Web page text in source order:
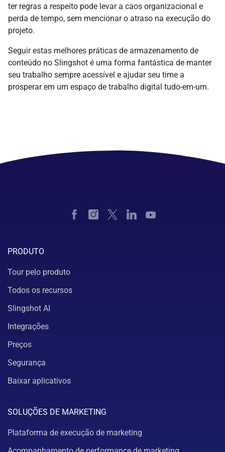
ter regras a respeito pode levar a caos organizacional e
perda de tempo, sem mencionar o atraso na execução do
projeto.
Seguir estas melhores práticas de armazenamento de
conteúdo no Slingshot é uma forma fantástica de manter
seu trabalho sempre acessível e ajudar seu time a
prosperar em um espaço de trabalho digital tudo-em-um.
PRODUTO
Tour pelo produto
Todos os recursos
Slingshot AI
Integrações
Preços
Segurança
Baixar aplicativos
SOLUÇÕES DE MARKETING
Plataforma de execução de marketing